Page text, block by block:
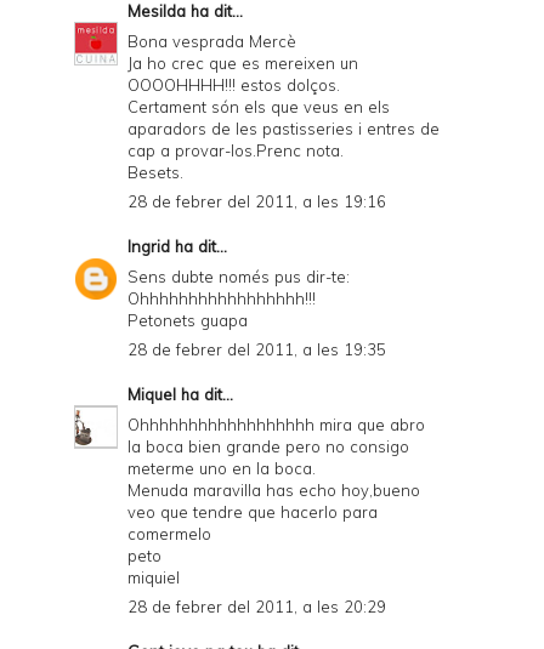
Mesilda ha dit...
Bona vesprada Mercè
Ja ho crec que es mereixen un
OOOOHHHH!!! estos dolços.
Certament són els que veus en els
aparadors de les pastisseries i entres de
cap a provar-los.Prenc nota.
Besets.
28 de febrer del 2011, a les 19:16
Ingrid ha dit...
Sens dubte només pus dir-te:
Ohhhhhhhhhhhhhhhhh!!!
Petonets guapa
28 de febrer del 2011, a les 19:35
Miquel ha dit...
Ohhhhhhhhhhhhhhhhhh mira que abro
la boca bien grande pero no consigo
meterme uno en la boca.
Menuda maravilla has echo hoy,bueno
veo que tendre que hacerlo para
comermelo
peto
miquiel
28 de febrer del 2011, a les 20:29